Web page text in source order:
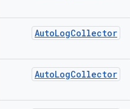
AutoLogCollector
AutoLogCollector